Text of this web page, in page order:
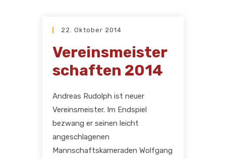
22. Oktober 2014
Vereinsmeister
schaften 2014
Andreas Rudolph ist neuer
Vereinsmeister. Im Endspiel
bezwang er seinen leicht
angeschlagenen
Mannschaftskameraden Wolfgang